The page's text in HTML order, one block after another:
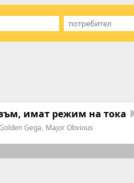
имат режим на тока
Gega Major Obvious